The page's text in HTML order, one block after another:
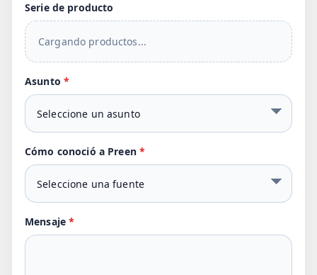
Serie de producto
Cargando productos...
Asunto *
Cómo conoció a Preen *
Mensaje*